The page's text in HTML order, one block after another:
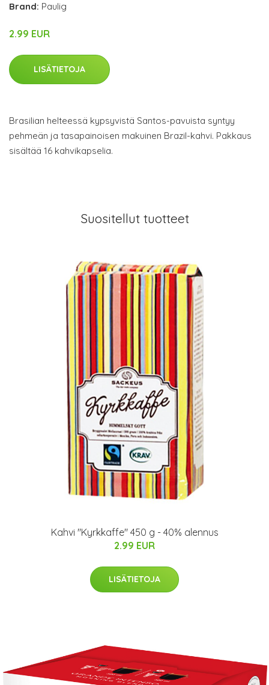
Brand: Paulig
2.99 EUR
LISÄTIETOJA
Brasilian helteessä kypsyvistä Santos-pavuista syntyy
pehmeän ja tasapainoisen makuinen Brazil-kahvi. Pakkaus
sisältää 16 kahvikapselia.
Suositellut tuotteet
Kahvi "Kyrkkaffe" 450 g - 40% alennus
2.99 EUR
LISÄTIETOJA